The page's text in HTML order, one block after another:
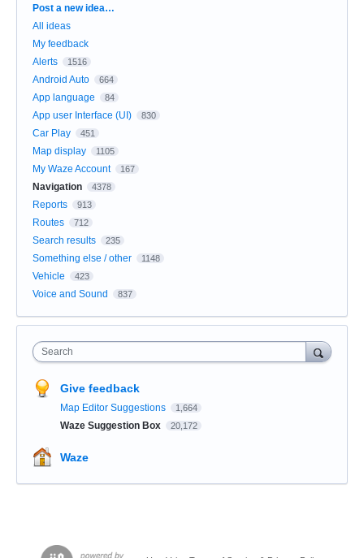
Categories
Post a new idea…
All ideas
My feedback
Alerts
1516
Android Auto 664
App language 84
App user Interface (UI) 830
Car Play 451
Map display 1105
My Waze Account 167
Navigation 4378
Reports 913
Routes 712
Search results 235
Something else / other 1148
Vehicle 423
Voice and Sound 837
Search
Give feedback
Map Editor Suggestions 1,664
Waze Suggestion Box 20,172
Waze